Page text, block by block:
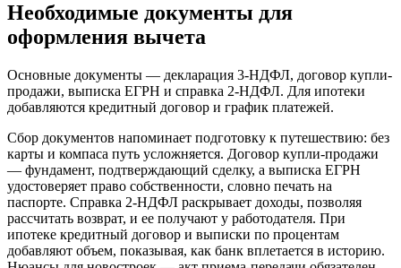
Необходимые документы для
оформления вычета
Основные документы — декларация 3-НДФЛ, договор купли-
продажи, выписка ЕГРН и справка 2-НДФЛ. Для ипотеки
добавляются кредитный договор и график платежей.
Сбор документов напоминает подготовку к путешествию: без
карты и компаса путь усложняется. Договор купли-продажи
— фундамент, подтверждающий сделку, а выписка ЕГРН
удостоверяет право собственности, словно печать на
паспорте. Справка 2-НДФЛ раскрывает доходы, позволяя
рассчитать возврат, и ее получают у работодателя. При
ипотеке кредитный договор и выписки по процентам
добавляют объем, показывая, как банк вплетается в историю.